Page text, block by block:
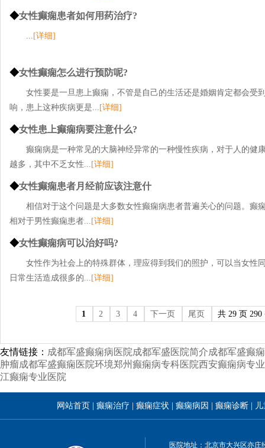
◆女性癫痫患者如何用药治疗?
... [详细]
◆女性癫痫怎么进行预防呢?
女性要是一旦患上癫痫，不管是自己的生活还是婚姻肯定都会受
响，患上这种疾病更是... [详细]
◆女性患上癫痫病要注意什么?
癫痫病是一种常见的大脑神经异常的一种慢性疾病，对于人的健
越多，其中不乏女性... [详细]
◆女性癫痫患者月经前应该注意什
相信对于这个问题是大多数女性癫痫病患者普遍关心的问题。癫
相对于男性癫痫患者... [详细]
◆女性癫痫病可以治好吗?
女性作为社会上的特殊群体，理应得到我们的照护，可以当女性
日常生活造成很多的... [详细]
1 2 3 4 下一页 尾页 共 29 页 290
友情链接： 成都军盛癫痫病医院成都军盛医院简介成都军盛癫
肿瘤成都军盛癫痫医院环境郑州癫痫病专科医院西安癫痫病专
江癫痫专业医院
网站首页 |癫痫治疗 |癫痫症状 |癫痫病因 |癫痫诊断
医院地址：北京市大兴区亦